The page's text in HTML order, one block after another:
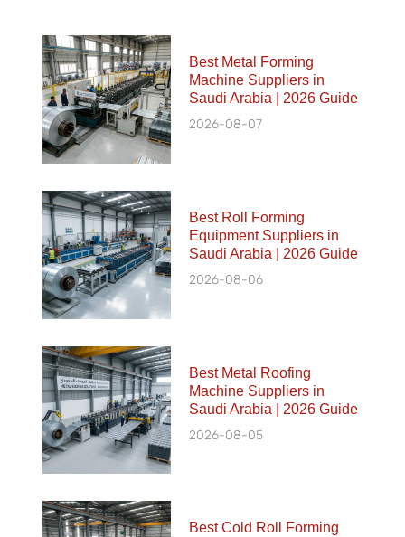
Best Metal Forming
Machine Suppliers in
Saudi Arabia | 2026 Guide
2026-08-07
Best Roll Forming
Equipment Suppliers in
Saudi Arabia | 2026 Guide
2026-08-06
Best Metal Roofing
Machine Suppliers in
Saudi Arabia | 2026 Guide
2026-08-05
Best Cold Roll Forming